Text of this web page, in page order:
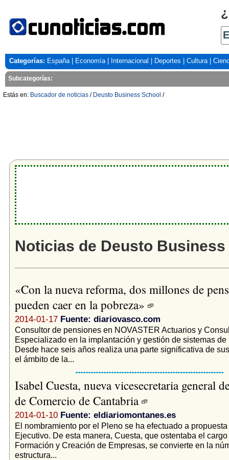
Categorías: España| Economía| Internacional Deportes Cultura|
Subcategorías:
Estás en: Buscador de noticias / Deusto Business School /
Noticias de Deusto
«Con la nueva reforma, dos millones de
pueden caer en la pobreza»
2014-01-17 Fuente: diariovasco.com
Consultor de pensiones en NOVASTER Actuarios y
Especializado en la implantación y gestión de sistemas de
Desde hace seis años realiza una parte significativa de
el ámbito de la...
Isabel Cuesta, nueva vicesecretaria general
de Comercio de Cantabria
2014-01-10 Fuente: eldiariomontanes.es
El nombramiento por el Pleno se ha efectuado a
Ejecutivo. De esta manera, Cuesta, que ostentaba el
Formación y Creación de Empresas, se convierte en la
estructura...